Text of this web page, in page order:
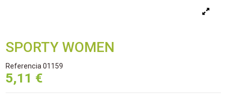
SPORTY WOMEN
Referencia 01159
5,11 €